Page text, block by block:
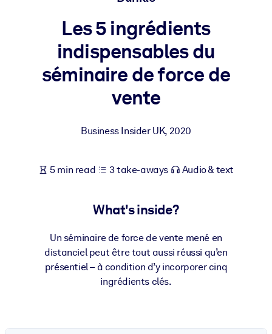
Bring bite-sized, verified knowledge into your LMS/LXP for
learning results.
For Corporate Libraries
Fuel your AI systems with reliable, structured knowledge to
Les 5 ingrédients
indispensables du
séminaire de force de
vente
Business Insider UK, 2020
5 min read 3 take-aways Audio & text
What's inside?
Un séminaire de force de vente mené en
distanciel peut être tout aussi réussi qu’en
présentiel – à condition d’y incorporer cinq
ingrédients clés.